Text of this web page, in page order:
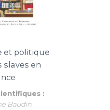
et politique
slaves en
:
Baudin